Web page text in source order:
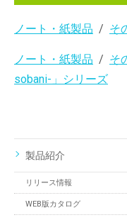
ノート・紙製品 そ
ノート・紙製品 そ
sobani-」シリーズ
製品紹介
リリース情報
WEB版カタログ